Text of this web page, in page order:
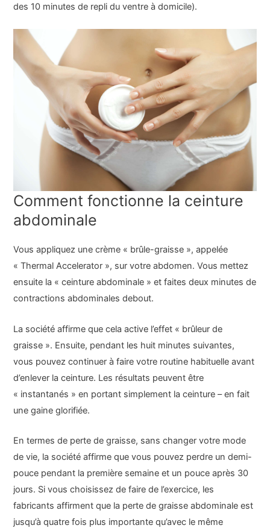
des 10 minutes de repli du ventre à domicile).
Comment fonctionne la ceinture
abdominale
Vous appliquez une crème « brûle-graisse », appelée
« Thermal Accelerator », sur votre abdomen. Vous mettez
ensuite la « ceinture abdominale » et faites deux minutes de
contractions abdominales debout.
La société affirme que cela active l’effet « brûleur de
graisse ». Ensuite, pendant les huit minutes suivantes,
vous pouvez continuer à faire votre routine habituelle avant
d’enlever la ceinture. Les résultats peuvent être
« instantanés » en portant simplement la ceinture – en fait
une gaine glorifiée.
En termes de perte de graisse, sans changer votre mode
de vie, la société affirme que vous pouvez perdre un demi-
pouce pendant la première semaine et un pouce après 30
jours. Si vous choisissez de faire de l’exercice, les
fabricants affirment que la perte de graisse abdominale est
jusqu’à quatre fois plus importante qu’avec le même